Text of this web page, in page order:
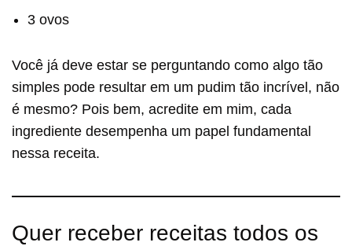
3 ovos
Você já deve estar se perguntando como algo tão
simples pode resultar em um pudim tão incrível, não
é mesmo? Pois bem, acredite em mim, cada
ingrediente desempenha um papel fundamental
nessa receita.
Quer receber receitas todos os